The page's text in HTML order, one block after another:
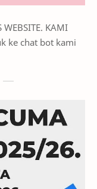
WEBSITE. KAMI
ke chat bot kami